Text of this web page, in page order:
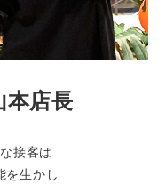
本店長
接客は
生かし